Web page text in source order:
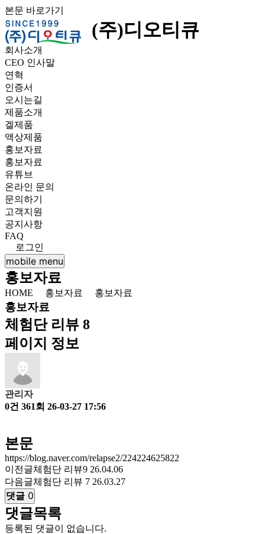
본문 바로가기
(주)디오티큐
회사소개
CEO 인사말
연혁
인증서
오시는길
제품소개
겔제품
액상제품
홍보자료
홍보자료
유튜브
온라인 문의
문의하기
고객지원
공지사항
FAQ
로그인
mobile menu
홍보자료
HOME 홍보자료 홍보자료
홍보자료
체험단 리뷰 8
페이지 정보
관리자
0건 361회 26-03-27 17:56
본문
https://blog.naver.com/relapse2/224224625822
이전글체험단 리뷰9 26.04.06
다음글체험단 리뷰 7 26.03.27
댓글 0
댓글목록
등록된 댓글이 없습니다.